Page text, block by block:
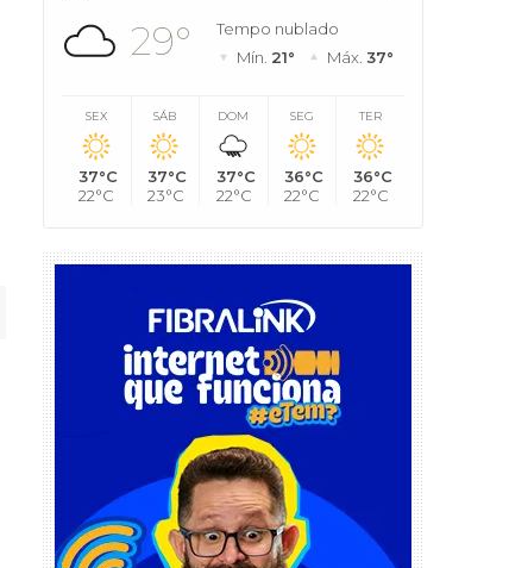
29°
Tempo nublado
Mín. 21° Máx. 37°
SEX
37°C
22°C
SÁB
37°C
23°C
DOM
37°C
22°C
SEG
36°C
22°C
TER
36°C
22°C